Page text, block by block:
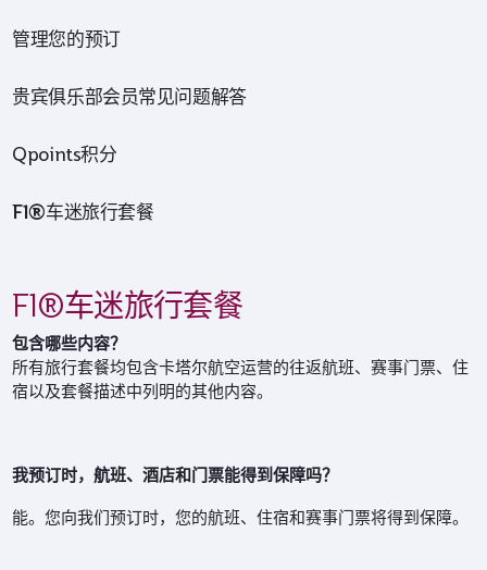
Qpoints积分
管理您的预订
贵宾俱乐部会员常见问题解答
F1®车迷旅行套餐
F1®车迷旅行套餐
包含哪些内容？
所有旅行套餐均包含卡塔尔航空运营的往返航班、赛事门票、住
宿以及套餐描述中列明的其他内容。
我预订时，航班、酒店和门票能得到保障吗？
能。您向我们预订时，您的航班、住宿和赛事门票将得到保障。